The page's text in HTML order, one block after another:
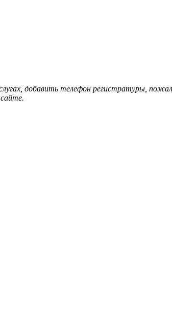
добавить телефон регистратуры,